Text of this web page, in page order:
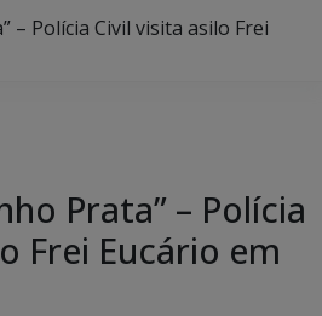
– Polícia Civil visita asilo Frei
Prata” – Polícia
Frei Eucário em